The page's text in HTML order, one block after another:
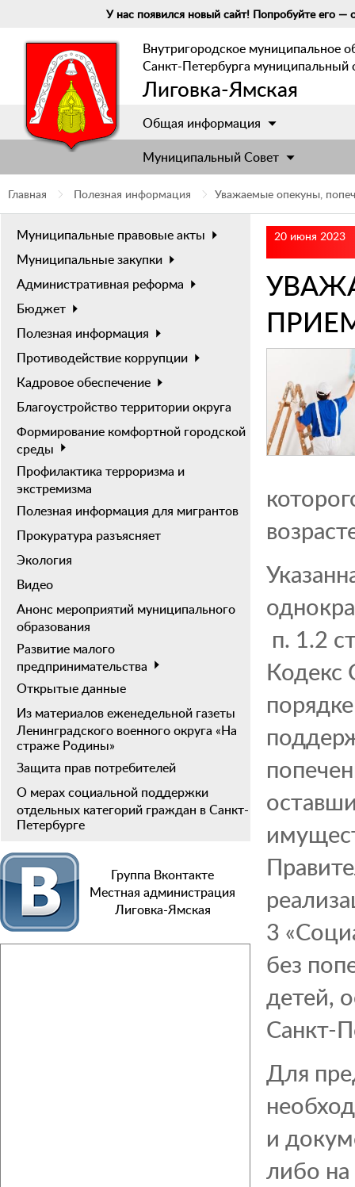
У нас появился новый сайт! Попробуйте его —
Внутригородское муниципальное
Санкт-Петербурга муниципальный
Лиговка-Ямская
Общая информация
Муниципальный Cовет
Главная Полезная информация Уважаемые опекуны,
Муниципальные правовые акты
Муниципальные закупки
Административная реформа
Бюджет
Полезная информация
Противодействие коррупции
Кадровое обеспечение
Благоустройство территории округа
Формирование комфортной городской
среды
Профилактика терроризма и
экстремизма
Полезная информация для мигрантов
Прокуратура разъясняет
Экология
Видео
Анонс мероприятий муниципального
образования
Развитие малого
предпринимательства
Открытые данные
Из материалов еженедельной газеты
Ленинградского военного округа «На
страже Родины»
Защита прав потребителей
О мерах социальной поддержки
отдельных категорий граждан в Санкт-
Петербурге
Группа Вконтакте
Местная администрация
Лиговка-Ямская
20 июня 2023
п. 1.2
Кодекс
3
без
детей,
Санкт-
Для
и
либо на